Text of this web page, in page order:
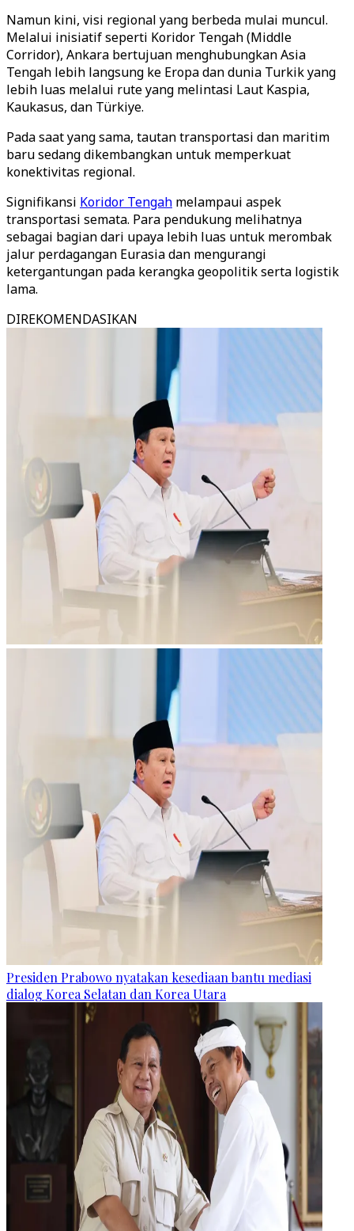
Namun kini, visi regional yang berbeda mulai muncul.
Melalui inisiatif seperti Koridor Tengah (Middle
Corridor), Ankara bertujuan menghubungkan Asia
Tengah lebih langsung ke Eropa dan dunia Turkik yang
lebih luas melalui rute yang melintasi Laut Kaspia,
Kaukasus, dan Türkiye.
Pada saat yang sama, tautan transportasi dan maritim
baru sedang dikembangkan untuk memperkuat
konektivitas regional.
Signifikansi Koridor Tengah melampaui aspek
transportasi semata. Para pendukung melihatnya
sebagai bagian dari upaya lebih luas untuk merombak
jalur perdagangan Eurasia dan mengurangi
ketergantungan pada kerangka geopolitik serta logistik
lama.
DIREKOMENDASIKAN
Presiden Prabowo nyatakan kesediaan bantu mediasi
dialog Korea Selatan dan Korea Utara